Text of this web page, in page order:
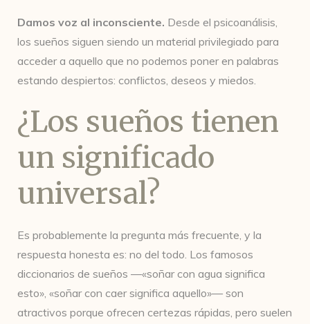
Damos voz al inconsciente. Desde el psicoanálisis,
los sueños siguen siendo un material privilegiado para
acceder a aquello que no podemos poner en palabras
estando despiertos: conflictos, deseos y miedos.
¿Los sueños tienen
un significado
universal?
Es probablemente la pregunta más frecuente, y la
respuesta honesta es: no del todo. Los famosos
diccionarios de sueños —«soñar con agua significa
esto», «soñar con caer significa aquello»— son
atractivos porque ofrecen certezas rápidas, pero suelen